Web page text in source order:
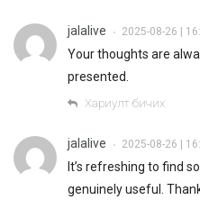
jalalive • 2025-08-26 |
Your thoughts are
presented.
Хариулт бичих
jalalive • 2025-08-26 |
It’s refreshing to find
genuinely useful.